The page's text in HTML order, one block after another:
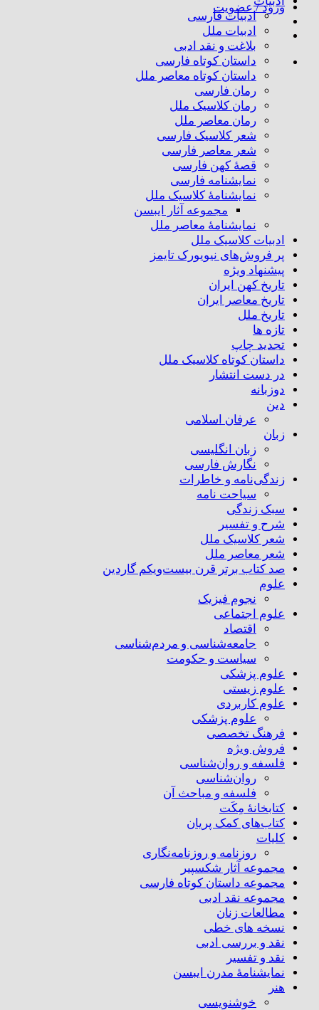
ورود / عضویت
ادبیات فارسی
ادبیات ملل
بلاغت و نقد ادبی
داستان کوتاه فارسی
داستان کوتاه معاصر ملل
رمان فارسی
رمان کلاسیک ملل
رمان معاصر ملل
شعر کلاسیک فارسی
شعر معاصر فارسی
قصهٔ کهن فارسی
نمایشنامه فارسی
نمایشنامهٔ کلاسیک ملل
مجموعه آثار ایبسن
نمایشنامهٔ معاصر ملل
ادبیات کلاسیک ملل
پر فروش‌های نیویورک تایمز
پیشنهاد ویژه
تاریخ کهن ایران
تاریخ معاصر ایران
تاریخ ملل
تازه ها
تجدید چاپ
داستان کوتاه کلاسیک ملل
در دست انتشار
دوزبانه
دین
عرفان اسلامی
زبان
زبان انگلیسی
نگارش فارسی
زندگی‌نامه و خاطرات
سیاحت نامه
سبک زندگی
شرح و تفسیر
شعر کلاسیک ملل
شعر معاصر ملل
صد کتاب برتر قرن بیست‌و‌یکم گاردین
علوم
نجوم فیزیک
علوم اجتماعی
اقتصاد
جامعه‌شناسی و مردم‌شناسی
سیاست و حکومت
علوم پزشکی
علوم زیستی
علوم کاربردی
علوم پزشکی
فرهنگ تخصصی
فروش ویژه
فلسفه و روان‌شناسی
روان‌شناسی
فلسفه و مباحث آن
کتابخانۀ مِکَت
کتاب‌های کمک پریان
کلیات
روزنامه و روزنامه‌نگاری
مجموعه آثار شکسپیر
مجموعه داستان کوتاه فارسی
مجموعه نقد ادبی
مطالعات زنان
نسخه های خطی
نقد و بررسی ادبی
نقد و تفسیر
نمایشنامۀ مدرن ایبسن
هنر
خوشنویسی